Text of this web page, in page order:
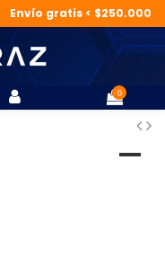
Envío gratis < $250.000
0